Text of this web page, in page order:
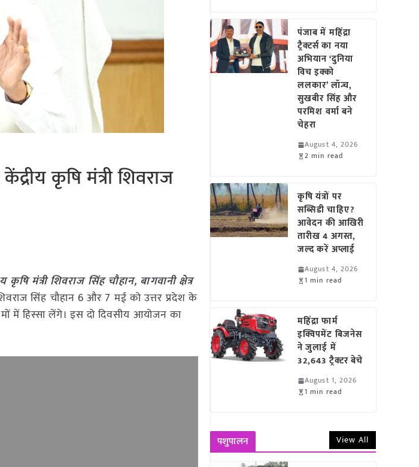
कृषि मंत्री शिवराज
मंत्री शिवराज सिंह चौहान, बागवानी क्षेत्र
सिंह चौहान 6 और 7 मई को उत्तर प्रदेश के
में हिस्सा लेंगे। इस दो दिवसीय आयोजन का
पंजाब में महिंद्रा
ट्रैक्टर्स का नया
अभियान ‘दुनिया
विच इक्को
ललकार’ लॉन्च,
सुखबीर सिंह और
परमिश वर्मा बने
चेहरा
August 4, 2026
2 min read
कृषि यंत्रों पर
सब्सिडी चाहिए?
आवेदन की आखिरी
तारीख 4 अगस्त,
जल्द करें अप्लाई
August 4, 2026
1 min read
महिंद्रा फार्म
इक्विपमेंट बिजनेस
ने जुलाई में
32,643 ट्रैक्टर बेचे
August 1, 2026
1 min read
पशुपालन View All